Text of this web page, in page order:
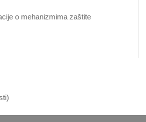
o mehanizmima zaštite